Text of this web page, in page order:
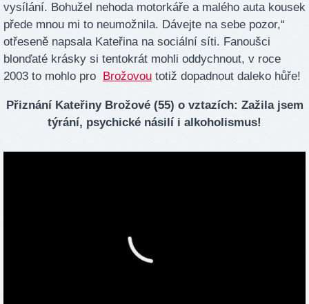
vysílání. Bohužel nehoda motorkáře a malého auta kousek
přede mnou mi to neumožnila. Dávejte na sebe pozor,“
otřeseně napsala Kateřina na sociální síti. Fanoušci
blonďaté krásky si tentokrát mohli oddychnout, v roce
2003 to mohlo pro
Brožovou totiž dopadnout daleko hůře!
Přiznání Kateřiny Brožové (55) o vztazích: Zažila jsem
týrání, psychické násilí i alkoholismus!